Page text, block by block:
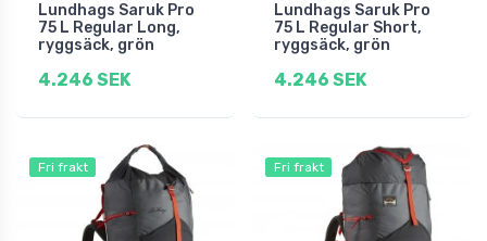
Lundhags Saruk Pro
75 L Regular Long,
ryggsäck, grön
4.246 SEK
Lundhags Saruk Pro
75 L Regular Short,
ryggsäck, grön
4.246 SEK
Fri frakt Fri frakt